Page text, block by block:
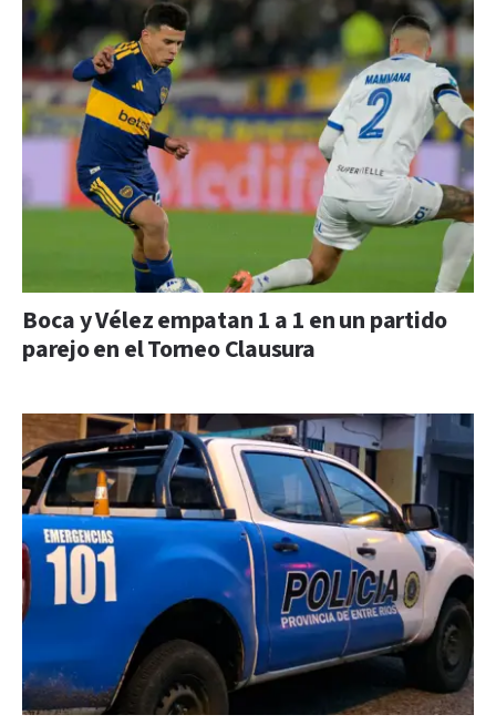
Boca y Vélez empatan 1 a 1 en un partido
parejo en el Torneo Clausura